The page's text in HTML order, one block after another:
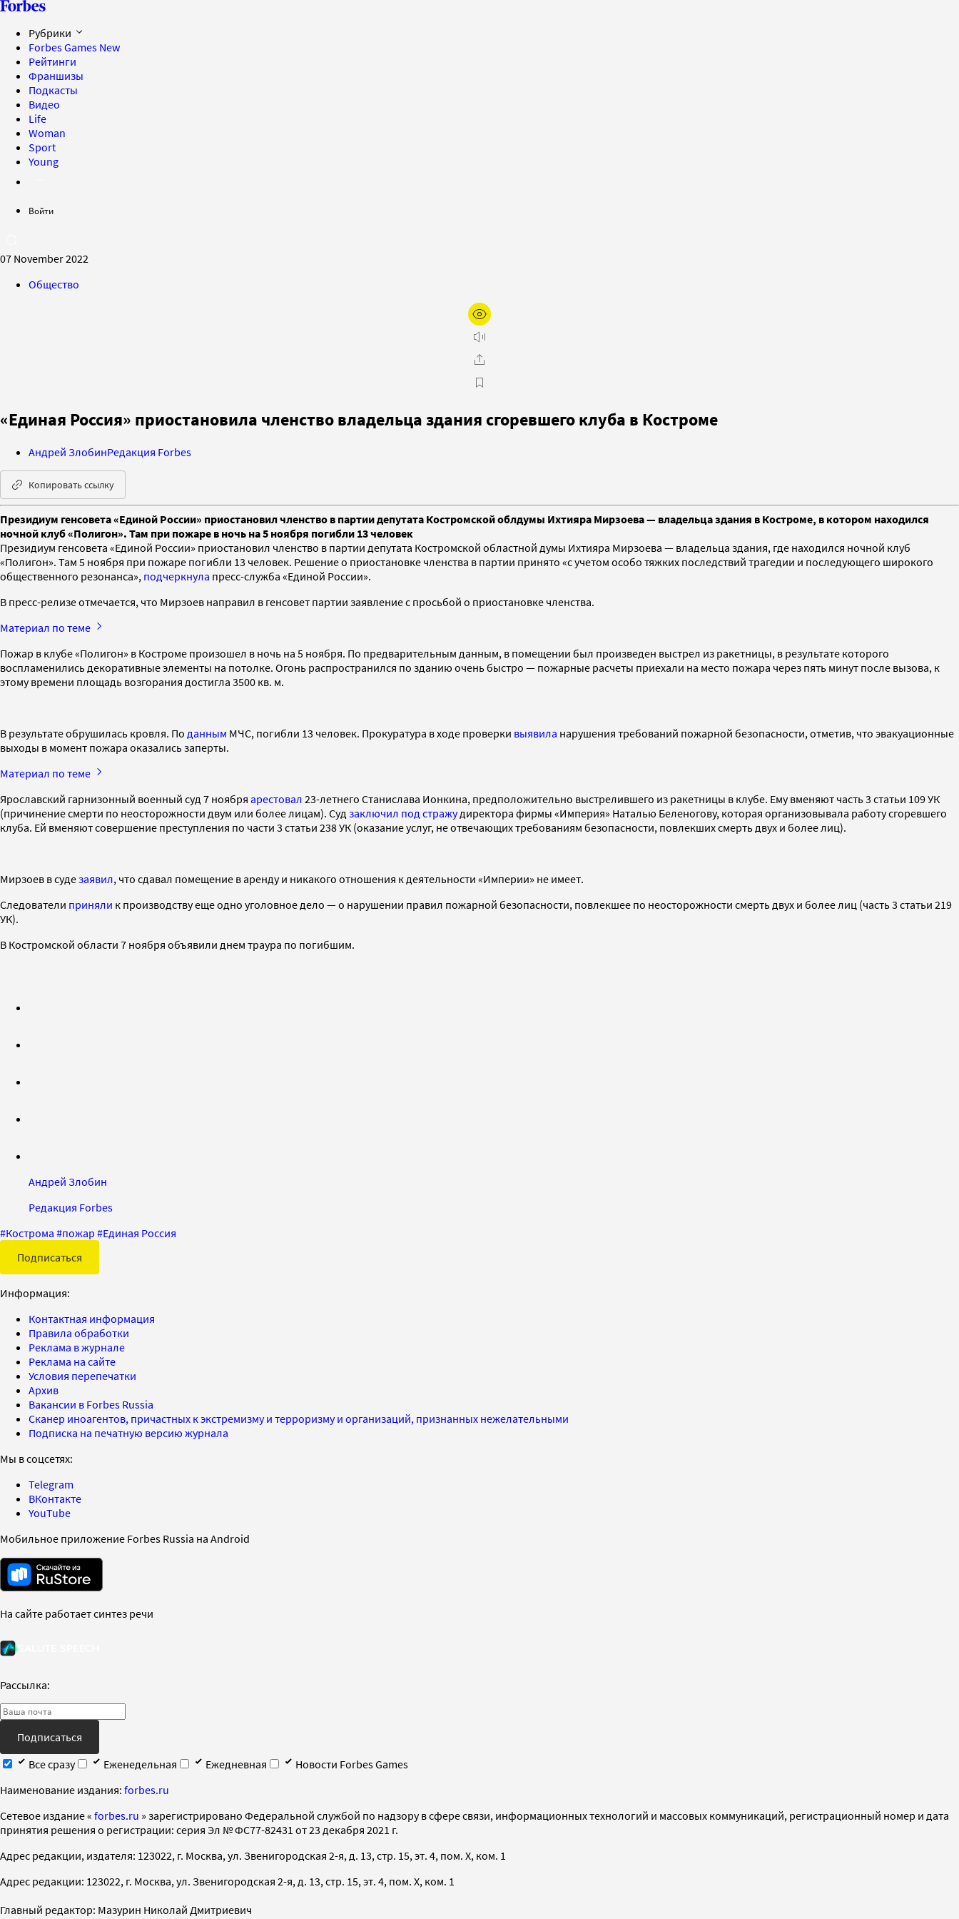
Рубрики
Forbes Games New
Рейтинги
Франшизы
Подкасты
Видео
Life
Woman
Sport
Young
Войти
07 November 2022
Общество
«Единая Россия» приостановила членство владельца здания сгоревшего клуба в Костроме
Андрей ЗлобинРедакция Forbes
Копировать ссылку
Президиум генсовета «Единой России» приостановил членство в партии депутата Костромской облдумы Ихтияра Мирзоева — владельца здания в Костроме, в котором находился
ночной клуб «Полигон». Там при пожаре в ночь на 5 ноября погибли 13 человек
Президиум генсовета «Единой России» приостановил членство в партии депутата Костромской областной думы Ихтияра Мирзоева — владельца здания, где находился ночной клуб
«Полигон». Там 5 ноября при пожаре погибли 13 человек. Решение о приостановке членства в партии принято «с учетом особо тяжких последствий трагедии и последующего широкого
общественного резонанса», подчеркнула пресс-служба «Единой России».
В пресс-релизе отмечается, что Мирзоев направил в генсовет партии заявление с просьбой о приостановке членства.
Материал по теме
Пожар в клубе «Полигон» в Костроме произошел в ночь на 5 ноября. По предварительным данным, в помещении был произведен выстрел из ракетницы, в результате которого
воспламенились декоративные элементы на потолке. Огонь распространился по зданию очень быстро — пожарные расчеты приехали на место пожара через пять минут после вызова, к
этому времени площадь возгорания достигла 3500 кв. м.
В результате обрушилась кровля. По данным МЧС, погибли 13 человек. Прокуратура в ходе проверки выявила нарушения требований пожарной безопасности, отметив, что эвакуационные
выходы в момент пожара оказались заперты.
Материал по теме
Ярославский гарнизонный военный суд 7 ноября арестовал 23-летнего Станислава Ионкина, предположительно выстрелившего из ракетницы в клубе. Ему вменяют часть 3 статьи 109 УК
(причинение смерти по неосторожности двум или более лицам). Суд заключил под стражудиректора фирмы «Империя» Наталью Беленогову, которая организовывала работу сгоревшего
клуба. Ей вменяют совершение преступления по части 3 статьи 238 УК (оказание услуг, не отвечающих требованиям безопасности, повлекших смерть двух и более лиц).
Мирзоев в судезаявил, что сдавал помещение в аренду и никакого отношения к деятельности «Империи» не имеет.
Следователи приняли к производству еще одно уголовное дело — о нарушении правил пожарной безопасности, повлекшее по неосторожности смерть двух и более лиц (часть 3 статьи 219
УК).
В Костромской области 7 ноября объявили днем траура по погибшим.
Андрей Злобин
Редакция Forbes
#Кострома #пожар #Единая Россия
Подписаться
Информация:
Контактная информация
Правила обработки
Реклама в журнале
Реклама на сайте
Условия перепечатки
Архив
Вакансии в Forbes Russia
Сканер иноагентов, причастных к экстремизму и терроризму и организаций, признанных нежелательными
Подписка на печатную версию журнала
Мы в соцсетях:
Telegram
ВКонтакте
YouTube
Мобильное приложение Forbes Russia на Android
На сайте работает синтез речи
Рассылка:
Подписаться
Все сразу
Еженедельная Ежедневная
Новости Forbes Games
Наименование издания: forbes.ru
Cетевое издание « forbes.ru » зарегистрировано Федеральной службой по надзору в сфере связи, информационных технологий и массовых коммуникаций, регистрационный номер и дата
принятия решения о регистрации: серия Эл № ФС77-82431 от 23 декабря 2021 г.
Адрес редакции, издателя: 123022, г. Москва, ул. Звенигородская 2-я, д. 13, стр. 15, эт. 4, пом. X, ком. 1
Адрес редакции: 123022, г. Москва, ул. Звенигородская 2-я, д. 13, стр. 15, эт. 4, пом. X, ком. 1
Главный редактор: Мазурин Николай Дмитриевич